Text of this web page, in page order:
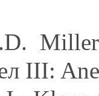
III: